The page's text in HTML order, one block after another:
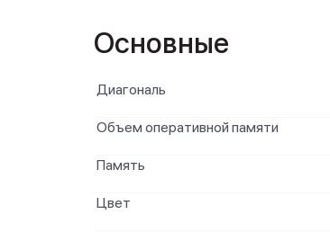
Основные
Диагональ
Объем оперативной памяти
Память
Цвет